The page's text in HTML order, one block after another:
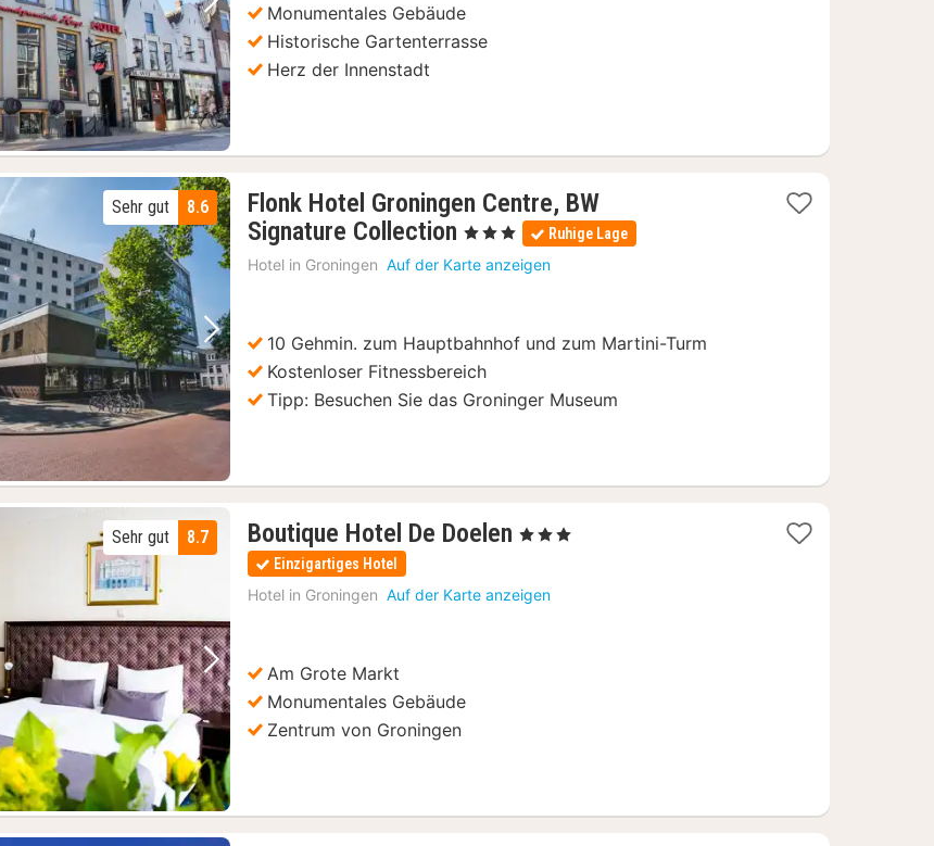
Bild Nächstes Bild
Monumentales Gebäude
Historische Gartenterrasse
Herz der Innenstadt
Bild Nächstes Bild
8.6
Sehr gut
Flonk Hotel Groningen Centre, BW
Signature Collection 1
Nacht
ab
€
, 3 Sterne Ruhige Lage
Hotel in Groningen Auf der Karte anzeigen
10 Gehmin. zum Hauptbahnhof und zum Martini-Turm
Kostenloser Fitnessbereich
Tipp: Besuchen Sie das Groninger Museum
Bild Nächstes Bild
8.7
Sehr gut Boutique Hotel De Doelen 1
ab
109
, 3 Sterne
Einzigartiges Hotel
Hotel in Groningen Auf der Karte anzeigen
Am Grote Markt
Monumentales Gebäude
Zentrum von Groningen
(21)
Groningen: Kneipentour mit Kneipenquiz, Freigetränken und Spielen(21)